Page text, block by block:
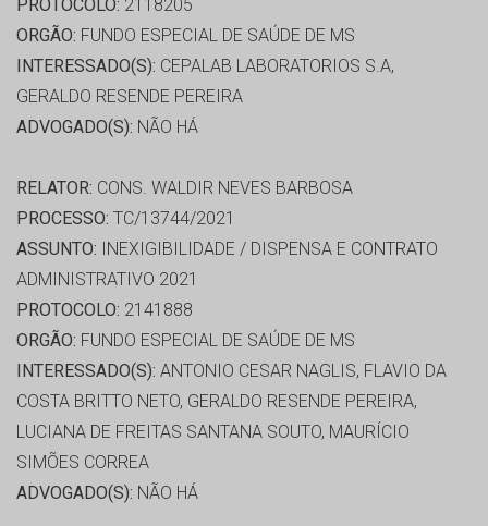
PROTOCOLO: 2118205
ORGÃO: FUNDO ESPECIAL DE SAÚDE DE MS
INTERESSADO(S): CEPALAB LABORATORIOS S.A,
GERALDO RESENDE PEREIRA
ADVOGADO(S): NÃO HÁ
RELATOR: CONS. WALDIR NEVES BARBOSA
PROCESSO: TC/13744/2021
ASSUNTO: INEXIGIBILIDADE / DISPENSA E CONTRATO
ADMINISTRATIVO 2021
PROTOCOLO: 2141888
ORGÃO: FUNDO ESPECIAL DE SAÚDE DE MS
INTERESSADO(S): ANTONIO CESAR NAGLIS, FLAVIO DA
COSTA BRITTO NETO, GERALDO RESENDE PEREIRA,
LUCIANA DE FREITAS SANTANA SOUTO, MAURÍCIO
SIMÕES CORREA
ADVOGADO(S): NÃO HÁ